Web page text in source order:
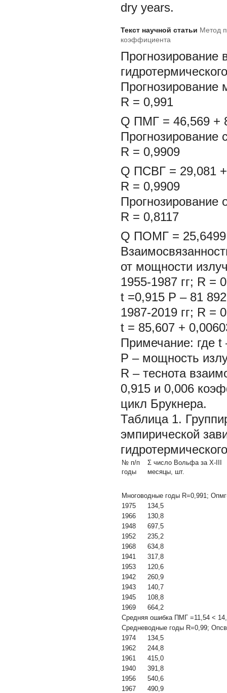
dry years.
Текст научной статьи Метод
коэффициента
Прогнозирование
Прогнозирование
R = 0,991
Q ПМГ = 46,569 +
Прогнозирование
R = 0,9909
Q ПСВГ = 29,081
R = 0,9909
Прогнозирование
R = 0,8117
Q ПОМГ =
от мощности
1955-1987 гг; R =
t =0,915 P – 81
1987-2019 гг; R =
t = 85,607 +
Примечание: где t
Р – мощность
R – теснота
0,915 и 0,006
цикл Брукнера.
Таблица 1.
эмпирической
№ п/п
годы
Σ число Вольфа за X-III
месяцы, шт.
Многоводные годы R=0,991;
1975
134,5
1966
130,8
1948
697,5
1952
235,2
1968
634,8
1941
317,8
1953
120,6
1942
260,9
1943
140,7
1945
108,8
1969
664,2
Средняя ошибка ПМГ =11,54 <
Средневодные годы R=0,99;
1974
134,5
1962
244,8
1961
415,0
1940
391,8
1956
540,6
1967
490,9